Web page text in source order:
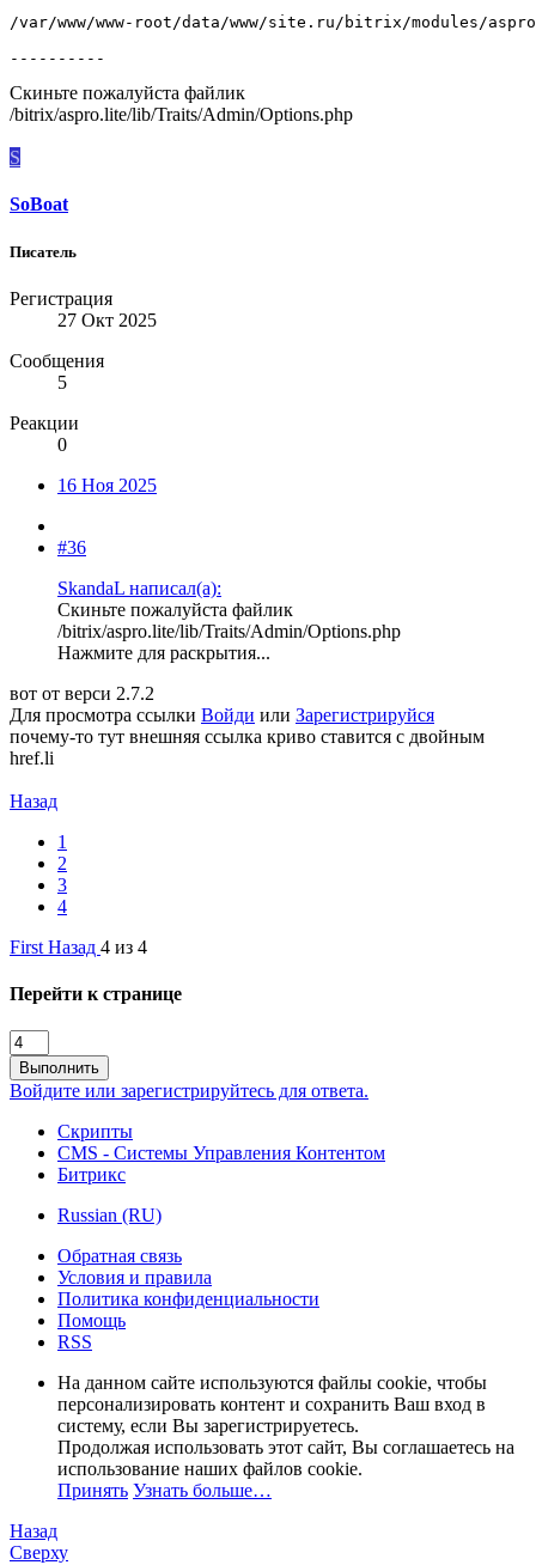
/var/www/www-root/data/www/site.ru/bitrix/modules/
----------
Скиньте пожалуйста файлик
/bitrix/aspro.lite/lib/Traits/Admin/Options.php
S
SoBoat
Писатель
Регистрация
27 Окт 2025
Сообщения
5
Реакции
0
16 Ноя 2025
#36
SkandaL написал(а):
Скиньте пожалуйста файлик
/bitrix/aspro.lite/lib/Traits/Admin/Options.php
Нажмите для раскрытия...
вот от верси 2.7.2
Для просмотра ссылки Войди или Зарегистрируйся
почему-то тут внешняя ссылка криво ставится с двойным
href.li
Назад
1
2
3
4
First Назад 4 из 4
Перейти к странице
Выполнить
Войдите или зарегистрируйтесь для ответа.
Скрипты
CMS - Системы Управления Контентом
Битрикс
Russian (RU)
Обратная связь
Условия и правила
Политика конфиденциальности
Помощь
RSS
На данном сайте используются файлы cookie, чтобы
персонализировать контент и сохранить Ваш вход в
систему, если Вы зарегистрируетесь.
Продолжая использовать этот сайт, Вы соглашаетесь на
использование наших файлов cookie.
Принять Узнать больше…
Назад
Сверху